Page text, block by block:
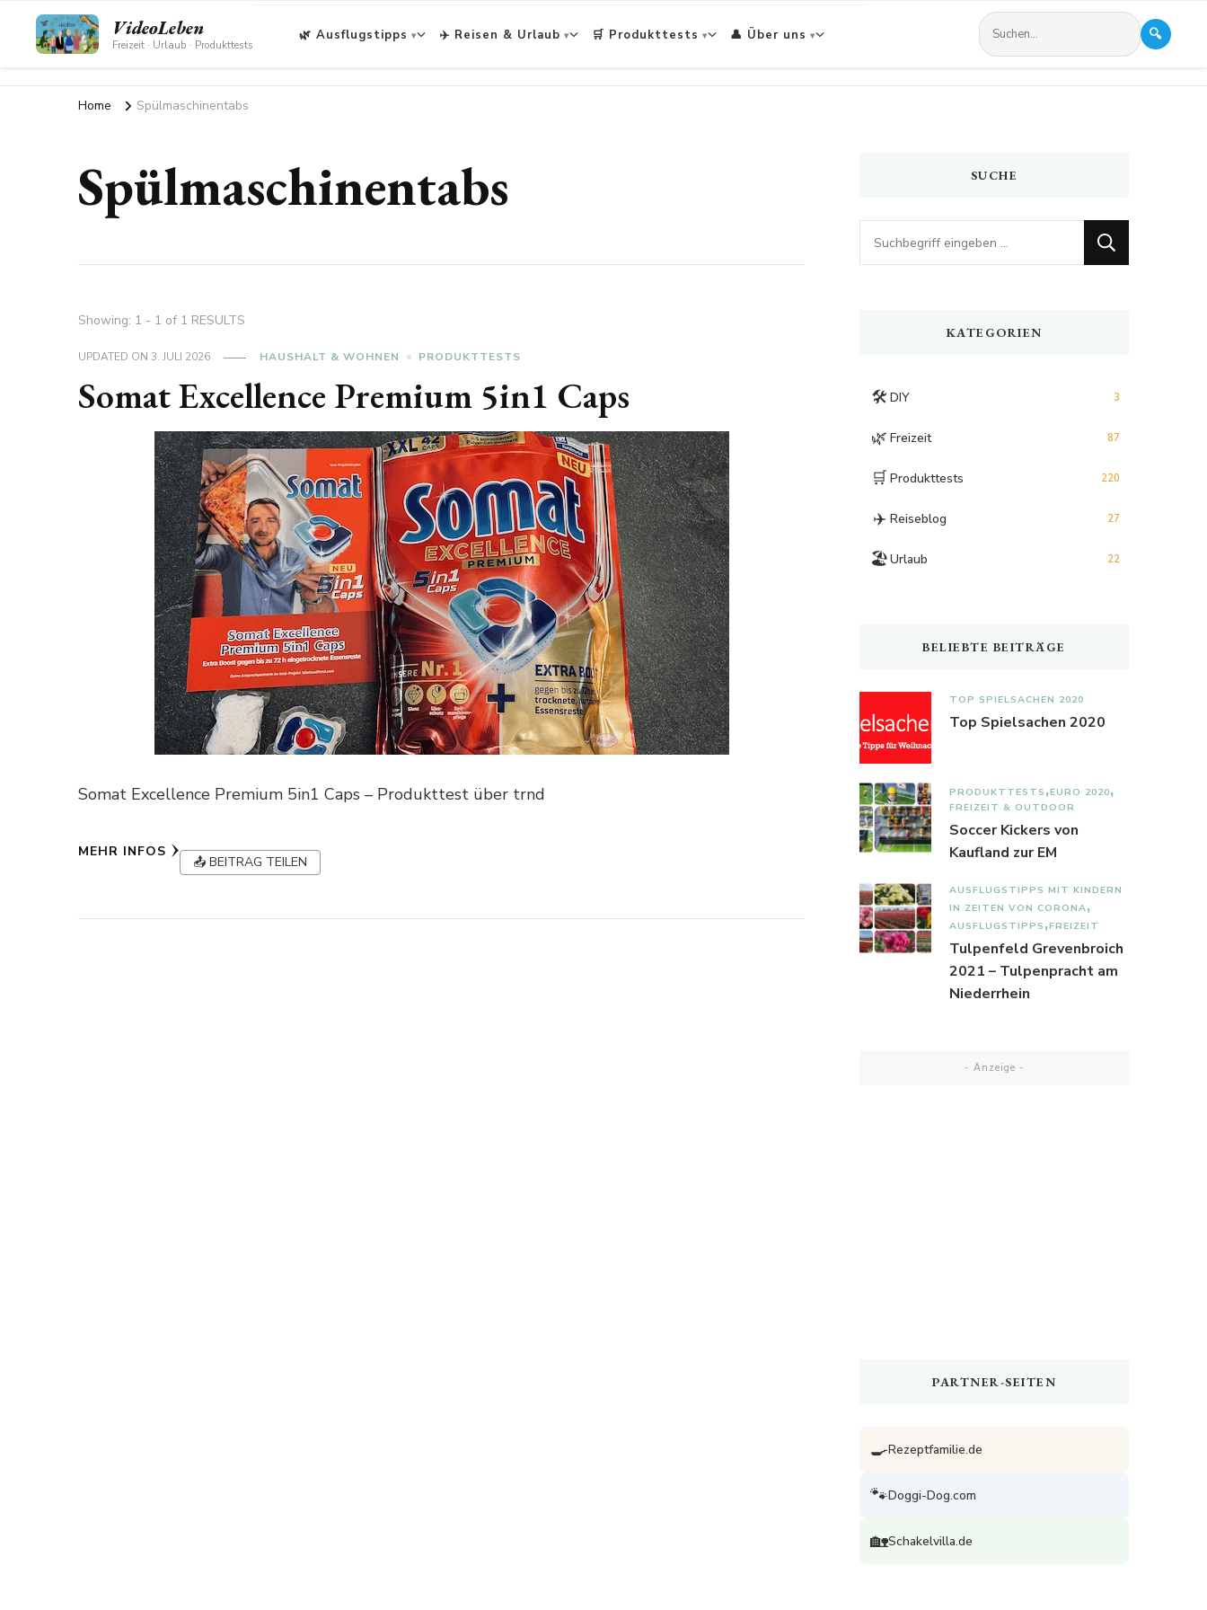
VideoLeben
Freizeit · Urlaub · Produkttests
🌿 Ausflugstipps ✈️ Reisen & Urlaub 🛒 Produkttests 👤 Über uns 🔍
Home Spülmaschinentabs
Spülmaschinentabs
Showing: 1 - 1 of 1 RESULTS
UPDATED ON 3. JULI 2026 HAUSHALT & WOHNEN PRODUKTTESTS
Somat Excellence Premium 5in1 Caps
Somat Excellence Premium 5in1 Caps – Produkttest über trnd
MEHR INFOS
📤 BEITRAG TEILEN
SUCHE
Looking
for
KATEGORIEN
🛠️ DIY 3
🌿 Freizeit 87
🛒 Produkttests 220
✈️ Reiseblog 27
🏖️Urlaub 22
BELIEBTE BEITRÄGE
TOP SPIELSACHEN 2020
Top Spielsachen 2020
PRODUKTTESTS EURO 2020
FREIZEIT & OUTDOOR
Soccer Kickers von
Kaufland zur EM
AUSFLUGSTIPPS MIT KINDERN
IN ZEITEN VON CORONA
AUSFLUGSTIPPS FREIZEIT
Tulpenfeld Grevenbroich
2021 – Tulpenpracht am
Niederrhein
- Anzeige -
PARTNER-SEITEN
🍳Rezeptfamilie.de
🐾Doggi-Dog.com
🏡Schakelvilla.de